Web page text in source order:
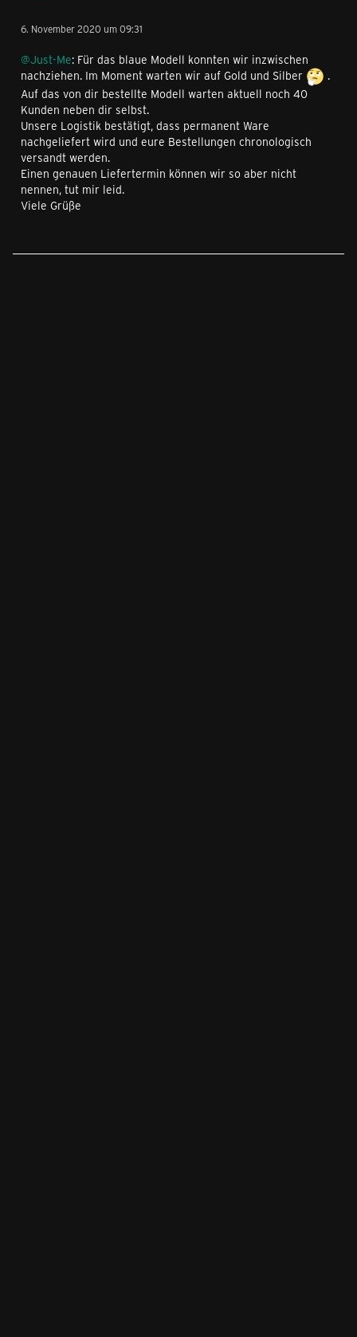
6. November 2020 um 09:31
@Just-Me: Für das blaue Modell konnten wir inzwischen
nachziehen. Im Moment warten wir auf Gold und Silber
.
Auf das von dir bestellte Modell warten aktuell noch 40
Kunden neben dir selbst.
Unsere Logistik bestätigt, dass permanent Ware
nachgeliefert wird und eure Bestellungen chronologisch
versandt werden.
Einen genauen Liefertermin können wir so aber nicht
nennen, tut mir leid.
Viele Grüße